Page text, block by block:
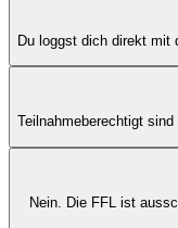
Du loggst dich direkt mit
Teilnahmeberechtigt
Nein. Die FFL ist